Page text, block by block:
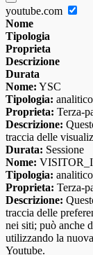
youtube.com
Nome
Tipologia
Proprieta
Descrizione
Durata
Nome: YSC
Tipologia: analitico
Proprieta: Terza-
Descrizione:
traccia delle
Durata: Sessione
Nome:
Tipologia: analitico
Proprieta: Terza-
Descrizione:
traccia delle
nei siti; può anche
utilizzando la
Youtube.